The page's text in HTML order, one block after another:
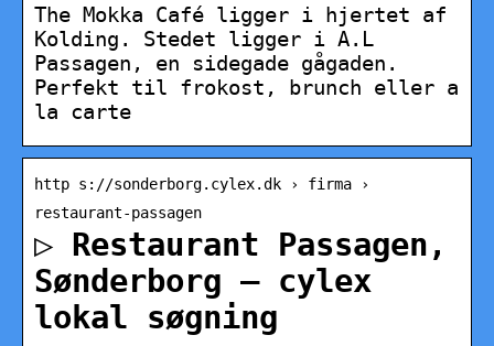
The Mokka Café ligger i hjertet af
Kolding. Stedet ligger i A.L
Passagen, en sidegade gågaden.
Perfekt til frokost, brunch eller a
la carte
http s://sonderborg.cylex.dk › firma ›
restaurant-passagen
▷ Restaurant Passagen,
Sønderborg – cylex
lokal søgning